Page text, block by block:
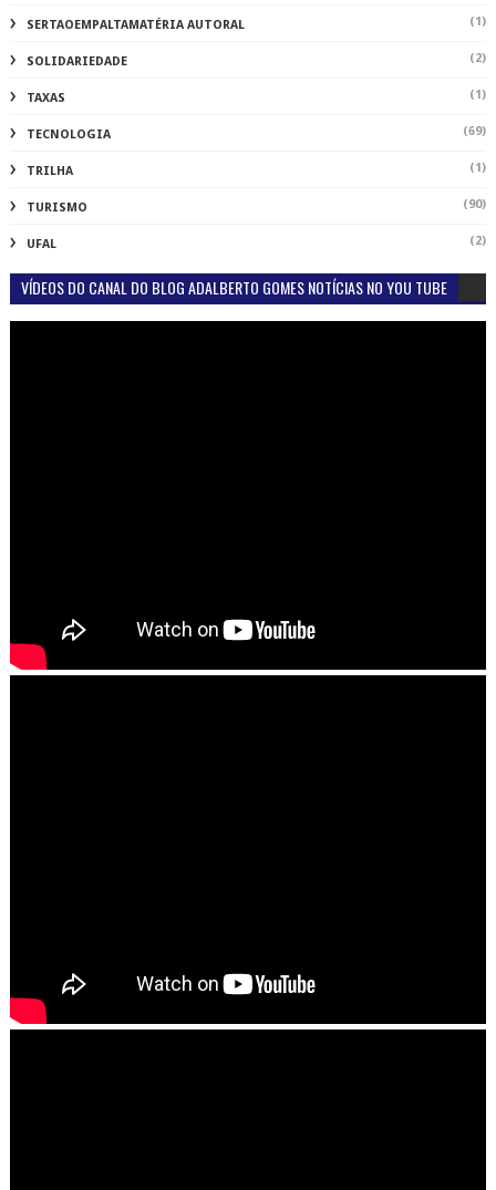
SERTAOEMPALTAMATÉRIA AUTORAL (1)
SOLIDARIEDADE (2)
TAXAS (1)
TECNOLOGIA (69)
TRILHA (1)
TURISMO (90)
UFAL (2)
VÍDEOS DO CANAL DO BLOG ADALBERTO GOMES NOTÍCIAS NO YOU TUBE